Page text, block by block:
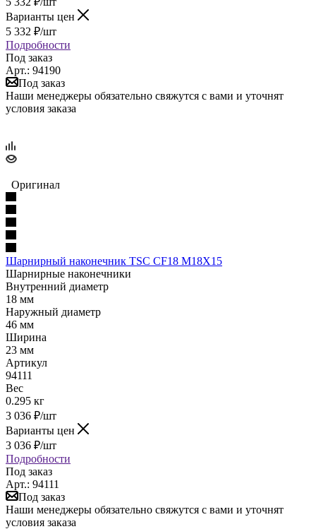
Варианты цен
5 332 ₽/шт
Подробности
Под заказ
Арт.: 94190
Под заказ
Наши менеджеры обязательно свяжутся с вами и уточнят
условия заказа
Оригинал
Шарнирный наконечник TSC CF18 M18X15
Шарнирные наконечники
Внутренний диаметр
18 мм
Наружный диаметр
46 мм
Ширина
23 мм
Артикул
94111
Вес
0.295 кг
3 036 ₽/шт
Варианты цен
3 036 ₽/шт
Подробности
Под заказ
Арт.: 94111
Под заказ
Наши менеджеры обязательно свяжутся с вами и уточнят
условия заказа